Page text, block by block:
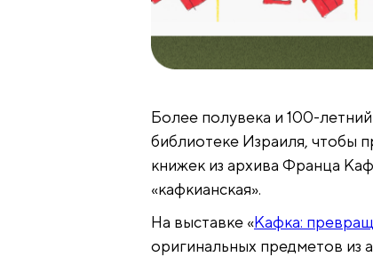
Более полувека и 100-
библиотеке Израиля, чтобы
книжек из архива Франца
«кафкианская».
На выставке «Кафка:
оригинальных предметов из